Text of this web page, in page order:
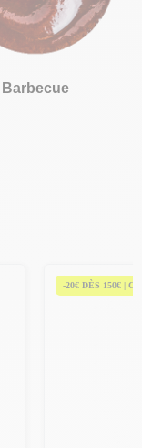
Barbecue
-20€ DÈS 150€ |